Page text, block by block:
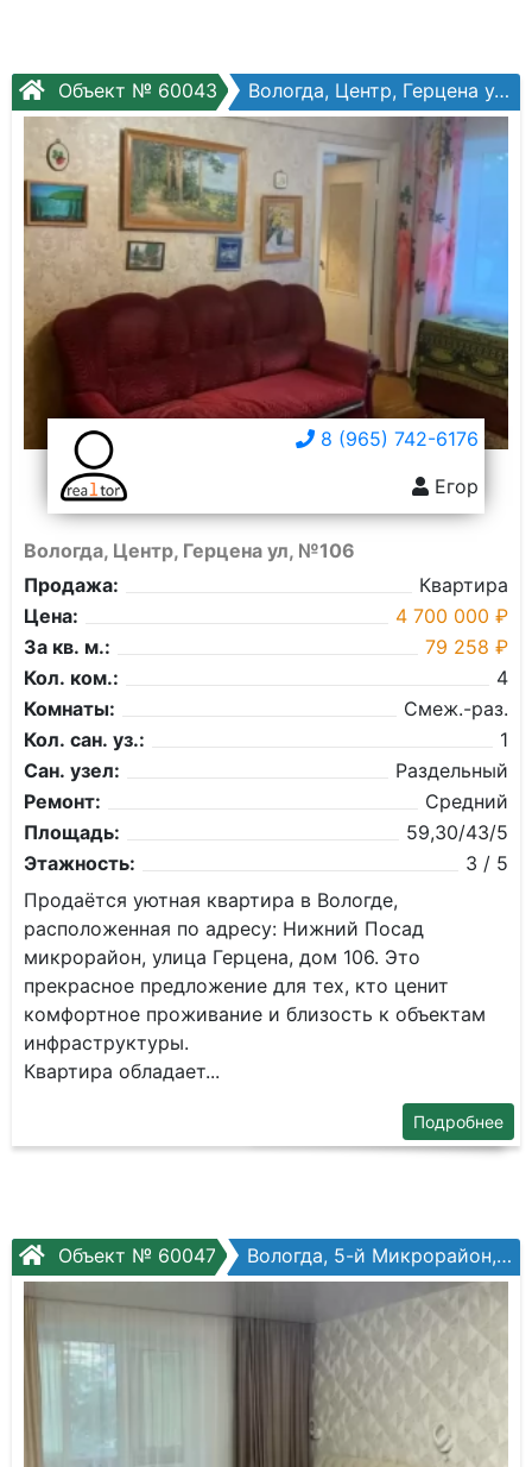
Объект № 60043 Вологда, Центр, Герцена ул, №106
8 (965) 742-6176
Егор
Вологда, Центр, Герцена ул, №106
Продажа:
Квартира
Цена:
4 700 000 ₽
За кв. м.:
79 258 ₽
Кол. ком.:
4
Комнаты:
Смеж.-раз.
Кол. сан. уз.:
1
Сан. узел:
Раздельный
Ремонт:
Средний
Площадь:
59,30/43/5
Этажность:
3 / 5
Продаётся уютная квартира в Вологде,
расположенная по адресу: Нижний Посад
микрорайон, улица Герцена, дом 106. Это
прекрасное предложение для тех, кто ценит
комфортное проживание и близость к объектам
инфраструктуры.
Квартира обладает...
Подробнее
Объект № 60047 Вологда, 5-й Микрорайон, Воркутинская ул, №14